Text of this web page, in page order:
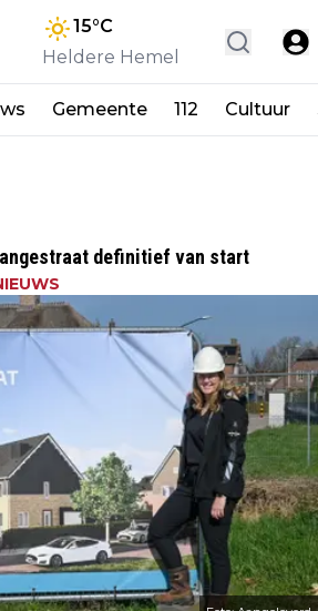
15°C
Heldere Hemel
Gemeente 112 Cultuur
definitief van start